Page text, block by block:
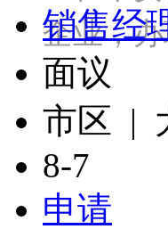
企业，
销售经
面议
市区 |
8-7
申请